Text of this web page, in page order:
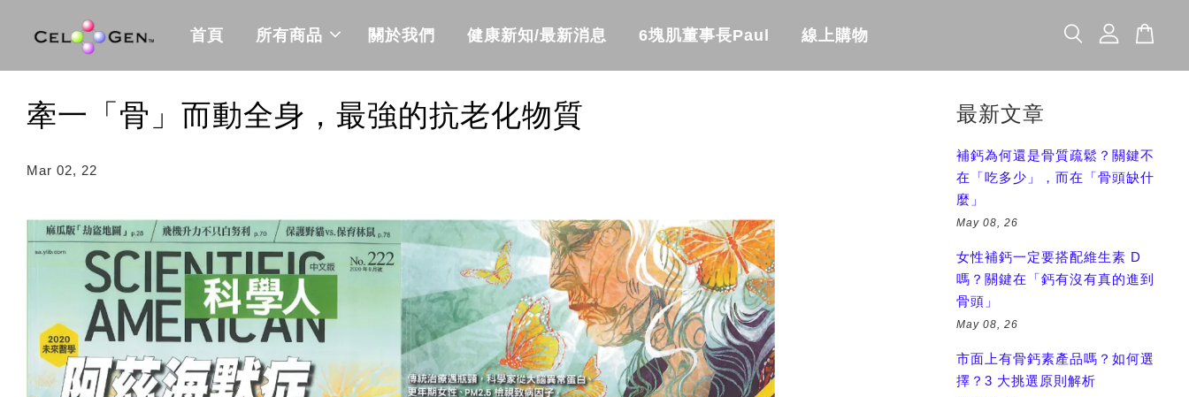
首頁 所有商品 關於我們 健康新知/最新消息 6塊肌董事長Paul 線上購物
牽一「骨」而動全身，最強的抗老化物質
Mar 02, 22
最新文章
補鈣為何還是骨質疏鬆？關鍵不
在「吃多少」，而在「骨頭缺什
麼」
May 08, 26
女性補鈣一定要搭配維生素 D
嗎？關鍵在「鈣有沒有真的進到
骨頭」
May 08, 26
市面上有骨鈣素產品嗎？如何選
擇？3 大挑選原則解析